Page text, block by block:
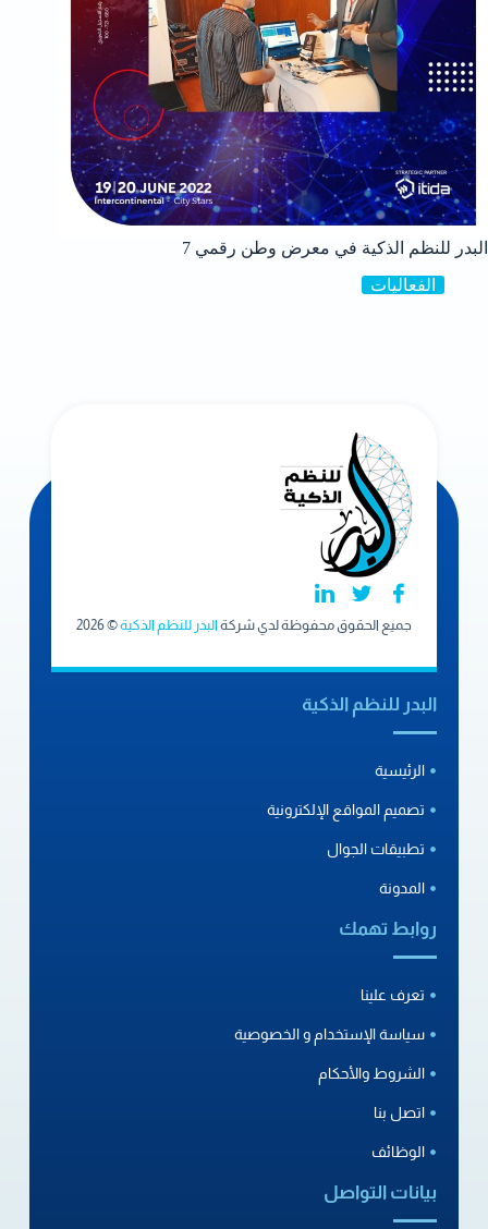
البدر للنظم الذكية في معرض وطن رقمي 7
الفعاليات
جميع الحقوق محفوظة لدي شركة البدر للنظم الذكية© 2026
البدر للنظم الذكية
الرئيسية
تصميم المواقع الإلكترونية
تطبيقات الجوال
المدونة
روابط تهمك
تعرف علينا
سياسة الإستخدام و الخصوصية
الشروط والأحكام
اتصل بنا
الوظائف
بيانات التواصل